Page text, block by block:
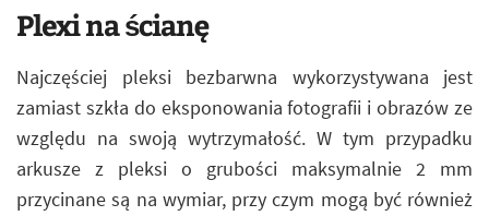
Plexi na ścianę
Najczęściej pleksi bezbarwna wykorzystywana jest
zamiast szkła do eksponowania fotografii i obrazów ze
względu na swoją wytrzymałość. W tym przypadku
arkusze z pleksi o grubości maksymalnie 2 mm
przycinane są na wymiar, przy czym mogą być również